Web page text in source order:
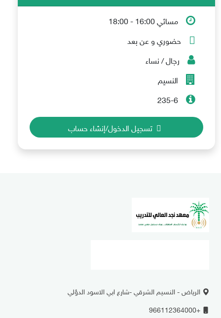
مسائي 16:00 - 18:00
حضوري و عن بعد
رجال / نساء
النسيم
235-6
تسجيل الدخول/إنشاء حساب
الرياض - النسيم الشرقي -شارع ابي الاسود الدؤلي
+966112364000